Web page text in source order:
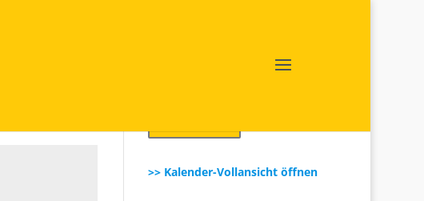
>> Kalender-Vollansicht öffnen